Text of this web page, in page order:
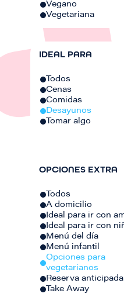
Vegano
Vegetariana
IDEAL PARA
Todos
Cenas
Comidas
Desayunos
Tomar algo
OPCIONES EXTRA
Todos
A domicilio
Ideal para ir con
Ideal para ir con
Menú del día
Menú infantil
Opciones para
vegetarianos
Reserva anticipada
Take Away